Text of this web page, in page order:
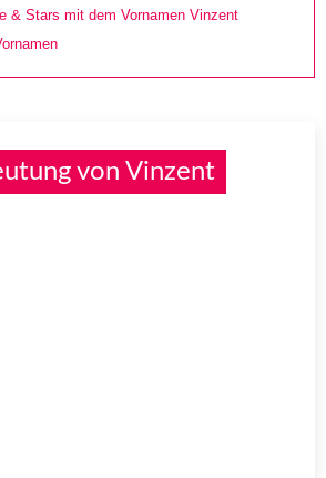
& Stars mit dem Vornamen Vinzent
von Vinzent